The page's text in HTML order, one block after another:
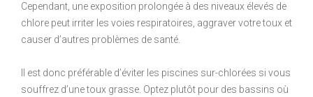
Cependant, une exposition prolongée à des niveaux élevés de
chlore peut irriter les voies respiratoires, aggraver votre toux et
causer d’autres problèmes de santé.
Il est donc préférable d’éviter les piscines sur-chlorées si vous
souffrez d’une toux grasse. Optez plutôt pour des bassins où